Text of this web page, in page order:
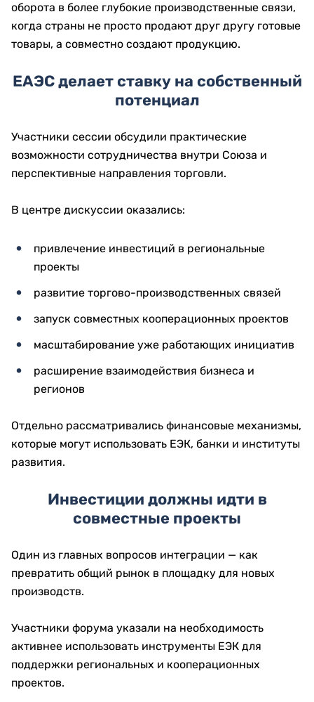
оборота в более глубокие производственные связи,
когда страны не просто продают друг другу готовые
товары, а совместно создают продукцию.
ЕАЭС делает ставку на собственный
потенциал
Участники сессии обсудили практические
возможности сотрудничества внутри Союза и
перспективные направления торговли.
В центре дискуссии оказались:
привлечение инвестиций в региональные
проекты
развитие торгово-производственных связей
запуск совместных кооперационных проектов
масштабирование уже работающих инициатив
расширение взаимодействия бизнеса и
регионов
Отдельно рассматривались финансовые механизмы,
которые могут использовать ЕЭК, банки и институты
развития.
Инвестиции должны идти в
совместные проекты
Один из главных вопросов интеграции — как
превратить общий рынок в площадку для новых
производств.
Участники форума указали на необходимость
активнее использовать инструменты ЕЭК для
поддержки региональных и кооперационных
проектов.